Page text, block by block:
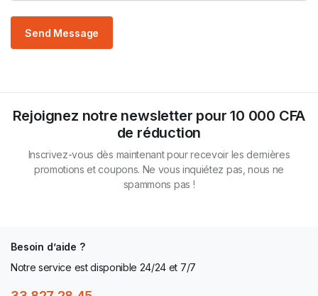
Rejoignez notre newsletter pour 10 000 CFA
de réduction
Inscrivez-vous dès maintenant pour recevoir les dernières
promotions et coupons. Ne vous inquiétez pas, nous ne
spammons pas !
Besoin d’aide ?
Notre service est disponible 24/24 et 7/7